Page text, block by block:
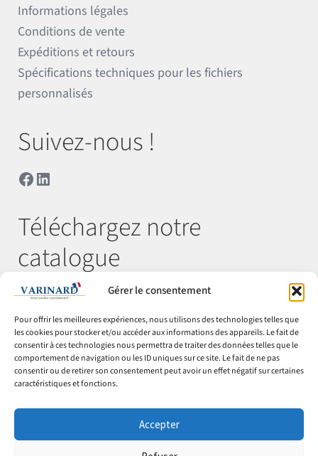
Gérer le consentement
Pour offrir les meilleures expériences, nous utilisons des technologies telles que
les cookies pour stocker et/ou accéder aux informations des appareils. Le fait de
consentir à ces technologies nous permettra de traiter des données telles que le
comportement de navigation ou les ID uniques sur ce site. Le fait de ne pas
consentir ou de retirer son consentement peut avoir un effet négatif sur certaines
caractéristiques et fonctions.
Accepter
Informations légales
Conditions de vente
Expéditions et retours
Spécifications techniques pour les fichiers
personnalisés
Suivez-nous !
Facebook
LinkedIn
Téléchargez notre
catalogue
© Varinard 2026